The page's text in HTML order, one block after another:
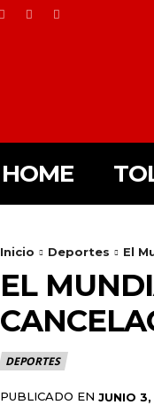
HOME
Inicio Deportes El
EL
DEPORTES
PUBLICADO EN JUNIO